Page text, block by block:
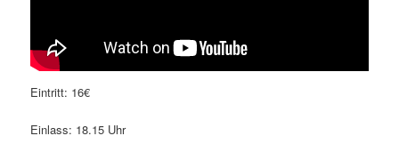
Eintritt: 16€
Einlass: 18.15 Uhr